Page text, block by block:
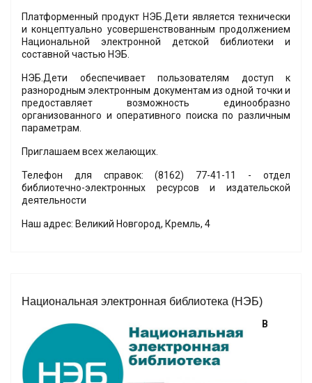
Платформенный продукт НЭБ.Дети является технически
и концептуально усовершенствованным продолжением
Национальной электронной детской библиотеки и
составной частью НЭБ.
НЭБ.Дети обеспечивает пользователям доступ к
разнородным электронным документам из одной точки и
предоставляет возможность единообразно
организованного и оперативного поиска по различным
параметрам.
Приглашаем всех желающих.
Телефон для справок: (8162) 77-41-11 - отдел
библиотечно-электронных ресурсов и издательской
деятельности
Наш адрес: Великий Новгород, Кремль, 4
Национальная электронная библиотека (НЭБ)
В